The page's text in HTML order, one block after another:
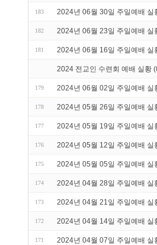
183 2024년 06월 30일 주일예배 실
182 2024년 06월 23일 주일예배 실
181 2024년 06월 16일 주일예배 실
2024 전교인 수련회 예배 실황
179 2024년 06월 02일 주일예배 실
178 2024년 05월 26일 주일예배 실
177 2024년 05월 19일 주일예배 실
176 2024년 05월 12일 주일예배 실
175 2024년 05월 05일 주일예배 실
174 2024년 04월 28일 주일예배 실
173 2024년 04월 21일 주일예배 실
172 2024년 04월 14일 주일예배 실
171 2024년 04월 07일 주일예배 실